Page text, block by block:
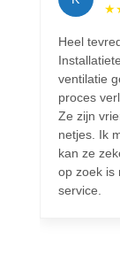
★
Heel
ventilatie
proces
Ze zijn
netjes. Ik
kan ze
op zoek is
service.